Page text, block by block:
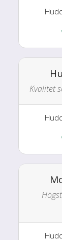
Kvalitet